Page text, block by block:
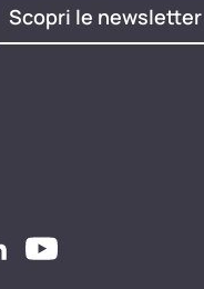
Scopri le newsletter